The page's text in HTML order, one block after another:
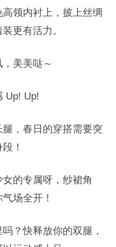
领内衬上，披上丝绸
更有活力。
美美哒～
Up! Up!
，春日的穿搭需要突
！
的专属呀，纱裙角
场全开！
？快释放你的双腿，